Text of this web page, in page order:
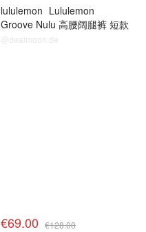
lululemon Lululemon
Groove Nulu 高腰阔腿裤 短款
@dealmoon.de
€69.00 €128.00